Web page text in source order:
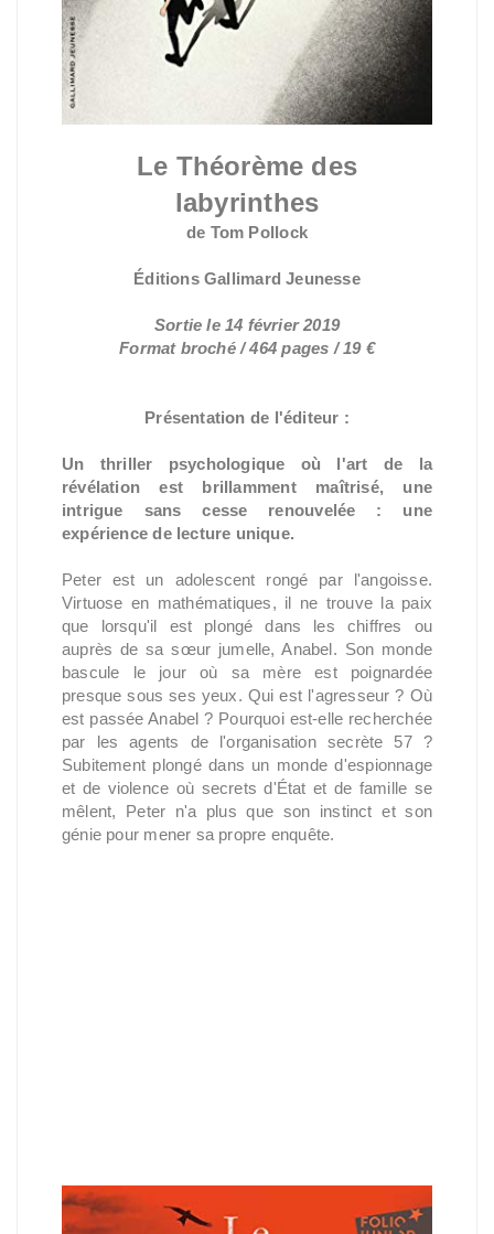
Le Théorème des
labyrinthes
de Tom Pollock
Éditions Gallimard Jeunesse
Sortie le 14 février 2019
Format broché / 464 pages / 19 €
Présentation de l'éditeur :
Un thriller psychologique où l'art de la
révélation est brillamment maîtrisé, une
intrigue sans cesse renouvelée : une
expérience de lecture unique.
Peter est un adolescent rongé par l'angoisse.
Virtuose en mathématiques, il ne trouve la paix
que lorsqu'il est plongé dans les chiffres ou
auprès de sa sœur jumelle, Anabel. Son monde
bascule le jour où sa mère est poignardée
presque sous ses yeux. Qui est l'agresseur ? Où
est passée Anabel ? Pourquoi est-elle recherchée
par les agents de l'organisation secrète 57 ?
Subitement plongé dans un monde d'espionnage
et de violence où secrets d'État et de famille se
mêlent, Peter n'a plus que son instinct et son
génie pour mener sa propre enquête.